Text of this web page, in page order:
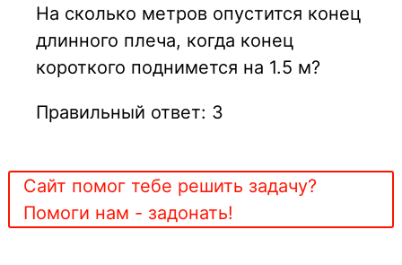
На сколько метров опустится конец
длинного плеча, когда конец
короткого поднимется на 1.5 м?
Правильный ответ: 3
Сайт помог тебе решить задачу?
Помоги нам - задонать!